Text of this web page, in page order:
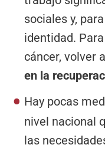
sociales y,
identidad.
cáncer, volver
en la
Hay pocas
nivel nacional
las